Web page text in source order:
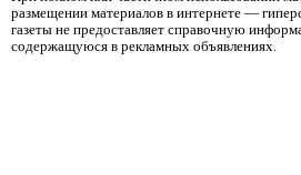
размещении материалов в интернете —
газеты не предоставляет справочную
содержащуюся в рекламных объявлениях.